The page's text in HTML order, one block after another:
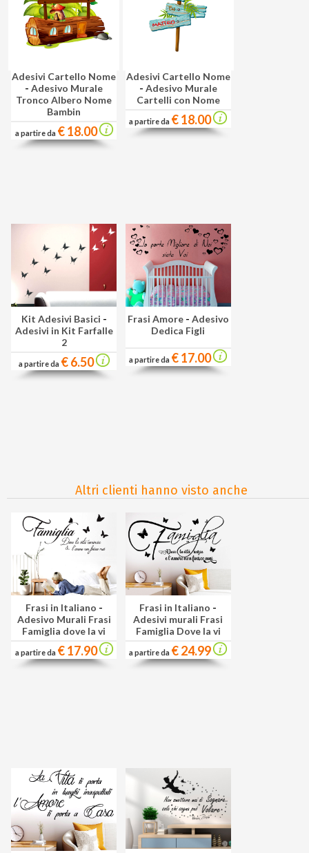
Adesivi Cartello Nome
-Adesivo Murale
Tronco Albero Nome
Bambin
a partire da € 18.00
Adesivi Cartello Nome
- Adesivo Murale
Cartelli con Nome
a partire da € 18.00
Kit Adesivi Basici -
Adesivi in Kit Farfalle
2
a partire da € 6.50
Frasi Amore - Adesivo
Dedica Figli
a partire da € 17.00
Altri clienti hanno visto anche
Frasi in Italiano -
Adesivo Murali Frasi
Famiglia dove la vi
a partire da € 17.90
Frasi in Italiano -
Adesivi murali Frasi
Famiglia Dove la vi
a partire da € 24.99